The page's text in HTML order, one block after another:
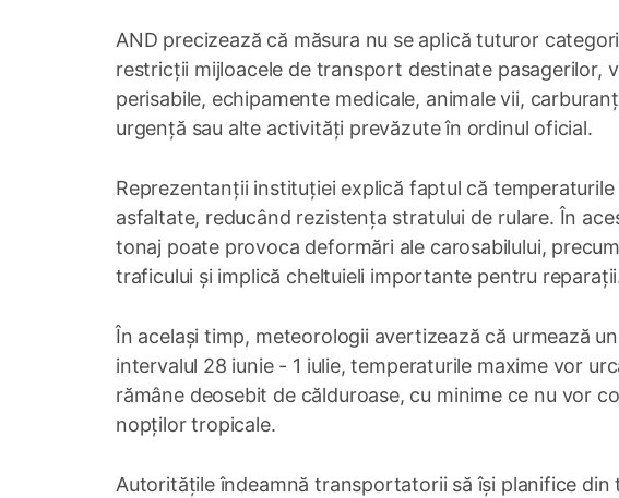
AND precizează că măsura nu se aplică tuturor
restricții mijloacele de transport destinate pasagerilor,
perisabile, echipamente medicale, animale vii,
urgență sau alte activități prevăzute în ordinul oficial.
Reprezentanții instituției explică faptul că
asfaltate, reducând rezistența stratului de rulare. În
tonaj poate provoca deformări ale carosabilului,
traficului și implică cheltuieli importante pentru
În același timp, meteorologii avertizează că urmează
intervalul 28 iunie - 1 iulie, temperaturile maxime vor
rămâne deosebit de călduroase, cu minime ce nu vor
nopților tropicale.
Autoritățile îndeamnă transportatorii să își planifice din